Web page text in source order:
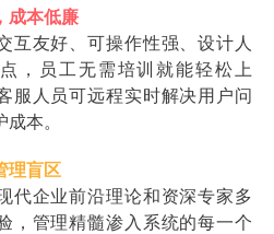
成本低廉
互友好、可操作性强、设计人
，员工无需培训就能轻松上
服人员可远程实时解决用户问
本。
理盲区
代企业前沿理论和资深专家多
，管理精髓渗入系统的每一个